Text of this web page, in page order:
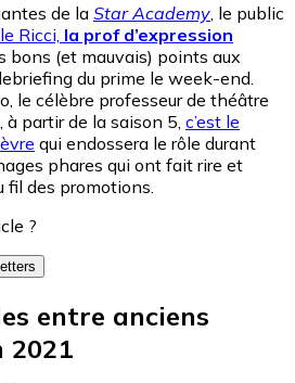
de laStar Academy , le public
Ricci, la prof d’expression
bons (et mauvais) points aux
du prime le week-end.
le célèbre professeur de théâtre
partir de la saison 5, c’est le
qui endossera le rôle durant
phares qui ont fait rire et
fil des promotions.
?
entre anciens
2021